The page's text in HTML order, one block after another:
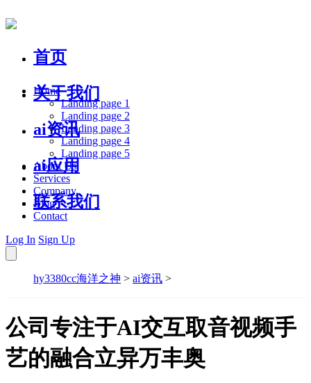
首页
关于我们
ai资讯
ai应用
联系我们
Home
Landing page 1
Landing page 2
Landing page 3
Landing page 4
Landing page 5
About Us
Services
Company
Blog
Contact
Log In Sign Up
hy3380cc海洋之神 > ai资讯 >
公司专注于AI交互取音视频手
艺的融合立异万丰奥